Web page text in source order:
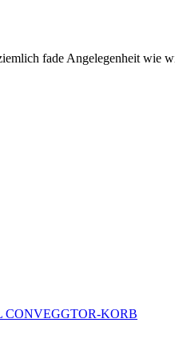
fade Angelegenheit wie
CONVEGGTOR-KORB